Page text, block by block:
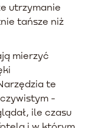
utrzymanie
tańsze niż
mierzyć
te
-
ile czasu
i w którym